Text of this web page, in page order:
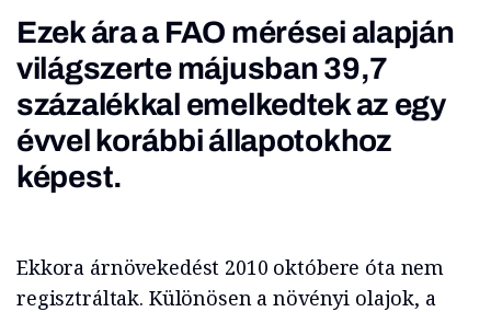
Ezek ára a FAO mérései alapján
világszerte májusban 39,7
százalékkal emelkedtek az egy
évvel korábbi állapotokhoz
képest.
Ekkora árnövekedést 2010 októbere óta nem
regisztráltak. Különösen a növényi olajok, a